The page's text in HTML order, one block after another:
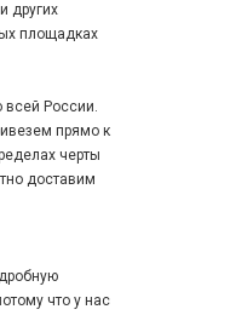
других
площадках
России.
прямо к
черты
доставим
что у нас